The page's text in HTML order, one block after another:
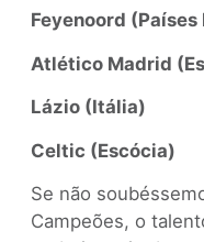
Feyenoord (Países
Atlético Madrid
Lázio (Itália)
Celtic (Escócia)
Se não
Campeões, o